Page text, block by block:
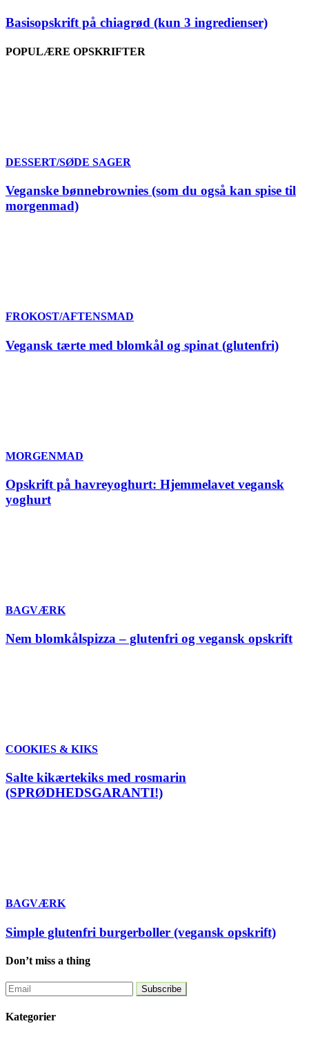
Basisopskrift på chiagrød (kun 3 ingredienser)
POPULÆRE OPSKRIFTER
DESSERT/SØDE SAGER
Veganske bønnebrownies (som du også kan spise til
morgenmad)
FROKOST/AFTENSMAD
Vegansk tærte med blomkål og spinat (glutenfri)
MORGENMAD
Opskrift på havreyoghurt: Hjemmelavet vegansk
yoghurt
BAGVÆRK
Nem blomkålspizza – glutenfri og vegansk opskrift
COOKIES & KIKS
Salte kikærtekiks med rosmarin
(SPRØDHEDSGARANTI!)
BAGVÆRK
Simple glutenfri burgerboller (vegansk opskrift)
Don’t miss a thing
Kategorier